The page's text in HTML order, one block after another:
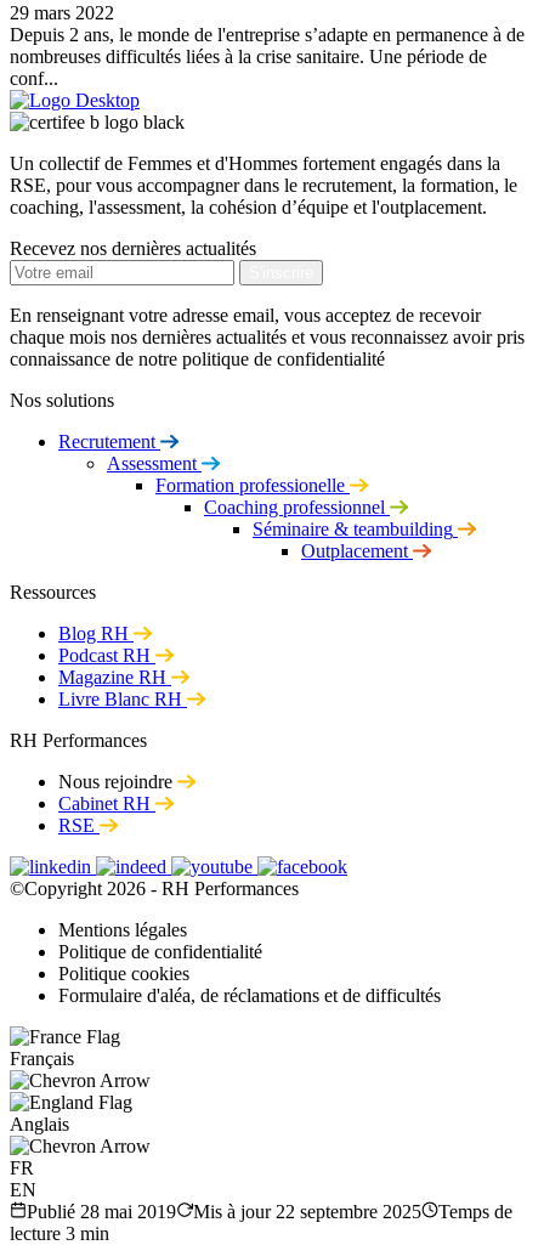
29 mars 2022
Depuis 2 ans, le monde de l'entreprise s’adapte en permanence à de
nombreuses difficultés liées à la crise sanitaire. Une période de
conf...
Un collectif de Femmes et d'Hommes fortement engagés dans la
RSE, pour vous accompagner dans le recrutement, la formation, le
coaching, l'assessment, la cohésion d’équipe et l'outplacement.
Recevez nos dernières actualités
En renseignant votre adresse email, vous acceptez de recevoir
chaque mois nos dernières actualités et vous reconnaissez avoir pris
connaissance de notre politique de confidentialité
Nos solutions
Recrutement
Assessment
Formation professionelle
Coaching professionnel
Séminaire & teambuilding
Outplacement
Ressources
Blog RH
Podcast RH
Magazine RH
Livre Blanc RH
RH Performances
Nous rejoindre
Cabinet RH
RSE
©Copyright 2026 - RH Performances
Mentions légales
Politique de confidentialité
Politique cookies
Formulaire d'aléa, de réclamations et de difficultés
Français
Anglais
FR
EN
Publié 28 mai 2019 Mis à jour 22 septembre 2025
Temps de
lecture 3 min